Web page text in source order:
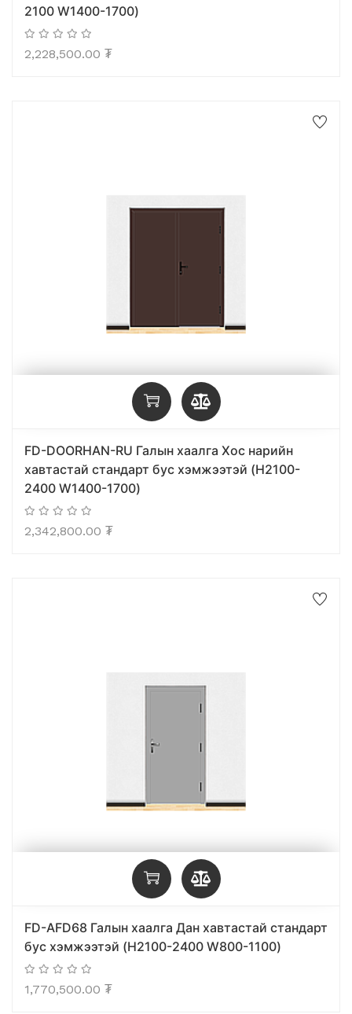
2100 W1400-1700)
2,228,500.00 ₮
FD-DOORHAN-RU Галын хаалга Хос нарийн
хавтастай стандарт бус хэмжээтэй (H2100-
2400 W1400-1700)
2,342,800.00 ₮
FD-AFD68 Галын хаалга Дан хавтастай стандарт
бус хэмжээтэй (H2100-2400 W800-1100)
1,770,500.00 ₮